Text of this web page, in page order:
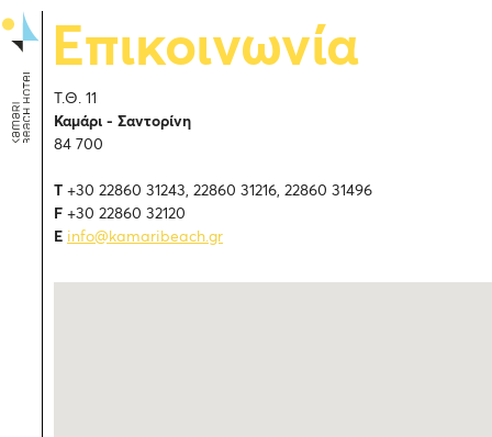
Επικοινωνία
Τ.Θ. 11
Καμάρι - Σαντορίνη
84 700
T +30 22860 31243, 22860 31216, 22860 31496
F +30 22860 32120
E info@kamaribeach.gr